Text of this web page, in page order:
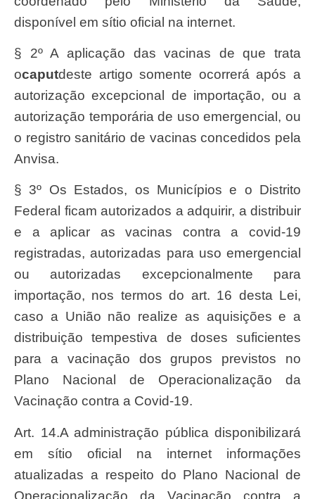
disponível em sítio oficial na internet.
§ 2º A aplicação das vacinas de que trata
o caputdeste artigo somente ocorrerá após a
autorização excepcional de importação, ou a
autorização temporária de uso emergencial, ou
o registro sanitário de vacinas concedidos pela
Anvisa.
§ 3º Os Estados, os Municípios e o Distrito
Federal ficam autorizados a adquirir, a distribuir
e a aplicar as vacinas contra a covid-19
registradas, autorizadas para uso emergencial
ou autorizadas excepcionalmente para
importação, nos termos do art. 16 desta Lei,
caso a União não realize as aquisições e a
distribuição tempestiva de doses suficientes
para a vacinação dos grupos previstos no
Plano Nacional de Operacionalização da
Vacinação contra a Covid-19.
Art. 14.A administração pública disponibilizará
em sítio oficial na internet informações
atualizadas a respeito do Plano Nacional de
Operacionalização da Vacinação contra a